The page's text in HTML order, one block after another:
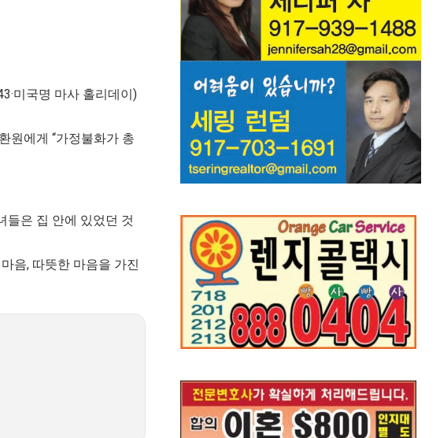
미국명 마사 홀리데이)
원에게 “가정불화가 총
들은 집 안에 있었던 것
음, 따뜻한 마음을 가진